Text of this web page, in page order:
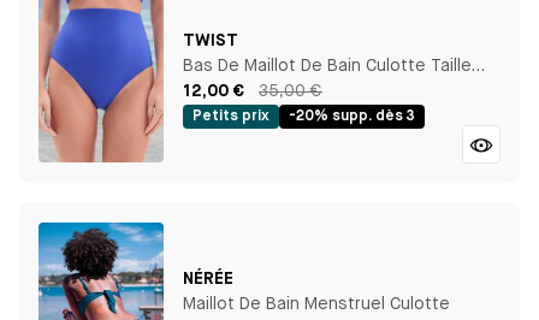
TWIST
Bas De Maillot De Bain Culotte Taille
Haute
12,00 € 35,00 €
Petits prix -20% supp. dès 3
NÉRÉE
Maillot De Bain Menstruel Culotte